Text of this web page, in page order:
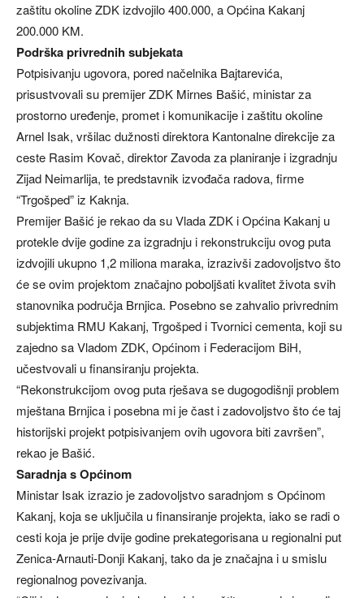
zaštitu okoline ZDK izdvojilo 400.000, a Općina Kakanj
200.000 KM.
Podrška privrednih subjekata
Potpisivanju ugovora, pored načelnika Bajtarevića,
prisustvovali su premijer ZDK Mirnes Bašić, ministar za
prostorno uređenje, promet i komunikacije i zaštitu okoline
Arnel Isak, vršilac dužnosti direktora Kantonalne direkcije za
ceste Rasim Kovač, direktor Zavoda za planiranje i izgradnju
Zijad Neimarlija, te predstavnik izvođača radova, firme
“Trgošped” iz Kaknja.
Premijer Bašić je rekao da su Vlada ZDK i Općina Kakanj u
protekle dvije godine za izgradnju i rekonstrukciju ovog puta
izdvojili ukupno 1,2 miliona maraka, izrazivši zadovoljstvo što
će se ovim projektom značajno poboljšati kvalitet života svih
stanovnika područja Brnjica. Posebno se zahvalio privrednim
subjektima RMU Kakanj, Trgošped i Tvornici cementa, koji su
zajedno sa Vladom ZDK, Općinom i Federacijom BiH,
učestvovali u finansiranju projekta.
“Rekonstrukcijom ovog puta rješava se dugogodišnji problem
mještana Brnjica i posebna mi je čast i zadovoljstvo što će taj
historijski projekt potpisivanjem ovih ugovora biti završen”,
rekao je Bašić.
Saradnja s Općinom
Ministar Isak izrazio je zadovoljstvo saradnjom s Općinom
Kakanj, koja se uključila u finansiranje projekta, iako se radi o
cesti koja je prije dvije godine prekategorisana u regionalni put
Zenica-Arnauti-Donji Kakanj, tako da je značajna i u smislu
regionalnog povezivanja.